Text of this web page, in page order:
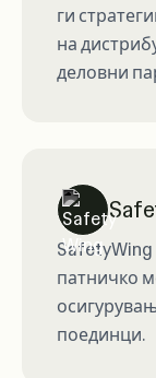
ги
на
деловни
SafetyWing
патничко
поединци.